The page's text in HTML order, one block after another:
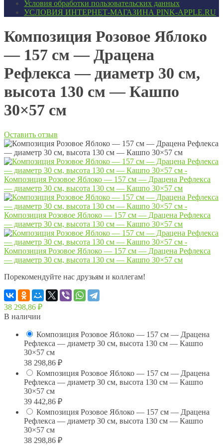
Условия обработки пользовательских данных
УСЛОВИЯ ИНТЕРНЕТ-МАГАЗИНА PINK-APPLE.RU
Композиция Розовое Яблоко
— 157 см — Драцена
Рефлекса — диаметр 30 см,
высота 130 см — Кашпо
30×57 см
Оставить отзыв
Порекомендуйте нас друзьям и коллегам!
38 298,86 ₽
В наличии
Композиция Розовое Яблоко — 157 см — Драцена
Рефлекса — диаметр 30 см, высота 130 см — Кашпо
30×57 см
38 298,86 ₽
Композиция Розовое Яблоко — 157 см — Драцена
Рефлекса — диаметр 30 см, высота 130 см — Кашпо
30×57 см
39 442,86 ₽
Композиция Розовое Яблоко — 157 см — Драцена
Рефлекса — диаметр 30 см, высота 130 см — Кашпо
30×57 см
38 298,86 ₽